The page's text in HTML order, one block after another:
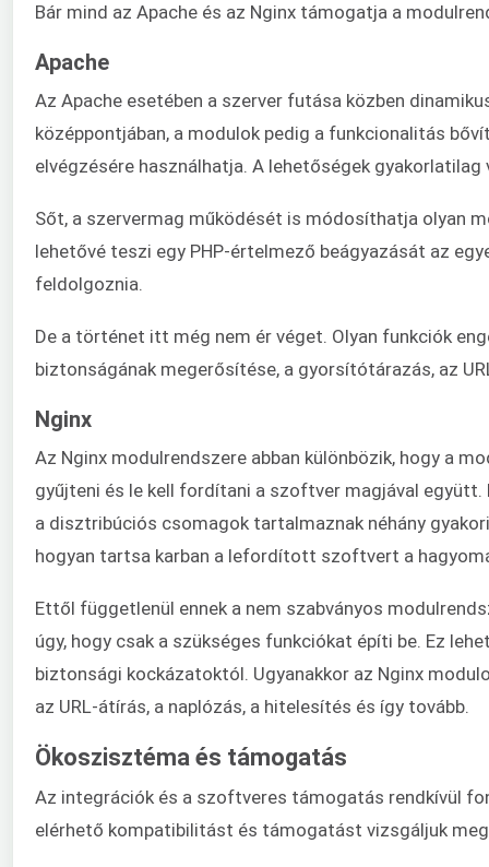
Bár mind az Apache és az Nginx támogatja a
Apache
Az Apache esetében a szerver futása közben
középpontjában, a modulok pedig a funkcionalitás
elvégzésére használhatja. A lehetőségek
Sőt, a szervermag működését is módosíthatja olyan
lehetővé teszi egy PHP-értelmező beágyazását az
feldolgoznia.
De a történet itt még nem ér véget. Olyan funkciók
biztonságának megerősítése, a gyorsítótárazás, az
Nginx
Az Nginx modulrendszere abban különbözik, hogy a
gyűjteni és le kell fordítani a szoftver magjával együtt.
a disztribúciós csomagok tartalmaznak néhány
hogyan tartsa karban a lefordított szoftvert a
Ettől függetlenül ennek a nem szabványos
úgy, hogy csak a szükséges funkciókat építi be. Ez
biztonsági kockázatoktól. Ugyanakkor az Nginx
az URL-átírás, a naplózás, a hitelesítés és így tovább.
Ökoszisztéma és támogatás
Az integrációk és a szoftveres támogatás rendkívül
elérhető kompatibilitást és támogatást vizsgáljuk